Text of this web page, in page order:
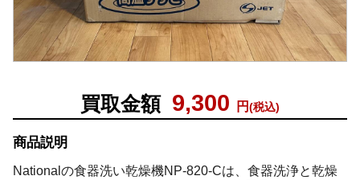
買取金額 9,300 円(税込)
商品説明
Nationalの食器洗い乾燥機NP-820-Cは、食器洗浄と乾燥